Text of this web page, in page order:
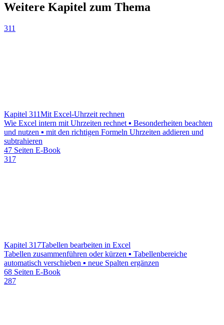
Weitere Kapitel zum Thema
311
Kapitel 311Mit Excel-Uhrzeit rechnen
Wie Excel intern mit Uhrzeiten rechnet ▪ Besonderheiten beachten
und nutzen ▪ mit den richtigen Formeln Uhrzeiten addieren und
subtrahieren
47 Seiten E-Book
317
Kapitel 317Tabellen bearbeiten in Excel
Tabellen zusammenführen oder kürzen ▪ Tabellenbereiche
automatisch verschieben ▪ neue Spalten ergänzen
68 Seiten E-Book
287